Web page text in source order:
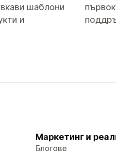
шаблони
и
Маркетинг и
Блогове